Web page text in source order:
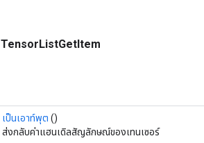
TensorListGetItem
เป็นเอาท์พุต ()
ส่งกลับค่าแฮนเดิลสัญลักษณ์ของเทนเซอร์